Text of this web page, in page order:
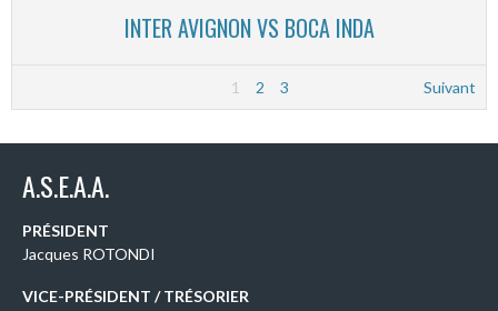
INTER AVIGNON VS BOCA INDA
1 2 3 Suivant
A.S.E.A.A.
PRÉSIDENT
Jacques ROTONDI
VICE-PRÉSIDENT / TRÉSORIER